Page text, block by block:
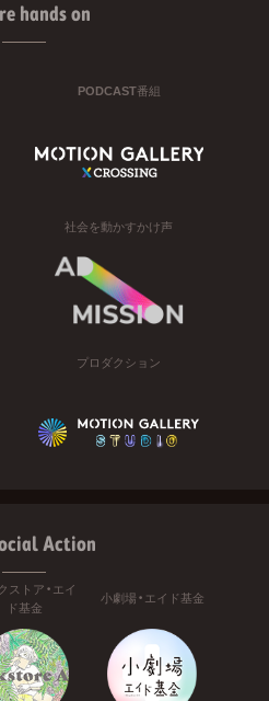
hands on
PODCAST番組
社会を動かすかけ声
プロダクション
Action
ストア・エイ
ド基金
小劇場・エイド基金